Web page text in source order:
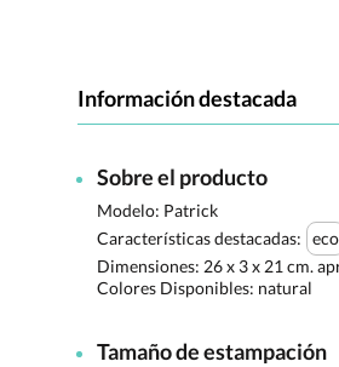
Información destacada
Sobre el producto
Modelo: Patrick
Características destacadas: eco
Dimensiones: 26 x 3 x 21 cm.
Colores Disponibles: natural
Tamaño de estampación